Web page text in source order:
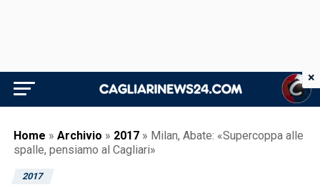
Home » Archivio » 2017 » Milan, Abate: «Supercoppa alle
spalle, pensiamo al Cagliari»
2017
×